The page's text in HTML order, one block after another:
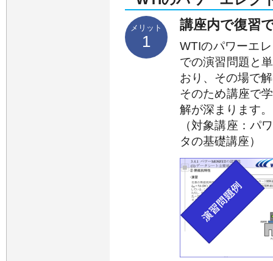
メリット
1
講座内で復習
WTIのパワーエ
での演習問題と
おり、その場で
そのため講座で
解が深まります。
（対象講座：パ
タの基礎講座）